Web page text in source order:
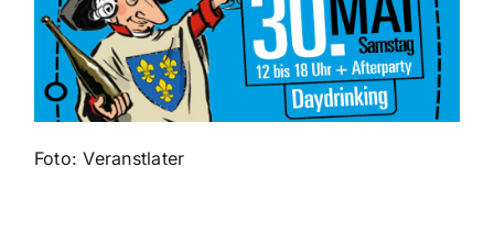
Foto: Veranstlater